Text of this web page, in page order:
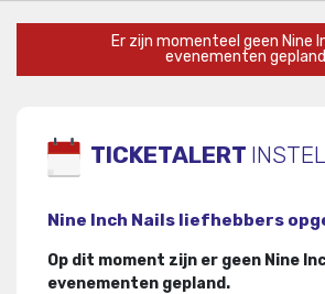
Er zijn momenteel geen Nine
evenementen
TICKETALERT
Nine Inch Nails liefhebbers
Op dit moment zijn er geen Nine
evenementen gepland.